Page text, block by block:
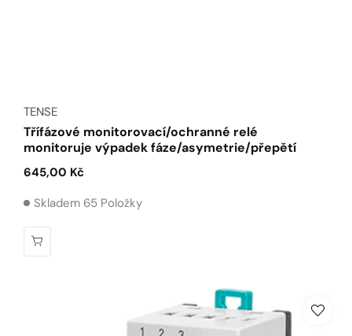
TENSE
Třífázové monitorovací/ochranné relé
monitoruje výpadek fáze/asymetrie/přepětí
Běžná
645,00 Kč
Skladem 65 Položky